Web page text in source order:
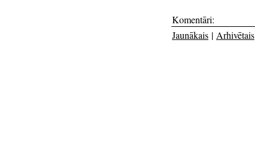
Komentāri:
Jaunākais | Arhivētais